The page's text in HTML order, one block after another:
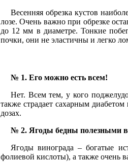
Весенняя обрезка кустов
лозе. Очень важно при обрезке
до 12 мм в диаметре. Тонкие
почки, они не эластичны и легко
№ 1. Его можно есть всем!
Нет. Всем тем, у кого
также страдает сахарным
дозах.
№ 2. Ягоды бедны полезными
Ягоды винограда – богатые
фолиевой кислоты), а также очень